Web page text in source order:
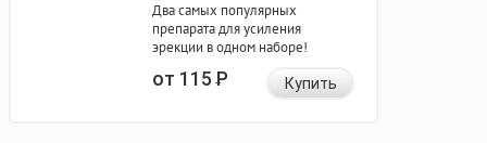
Два самых популярных
препарата для усиления
эрекции в одном наборе!
от 115Р Купить